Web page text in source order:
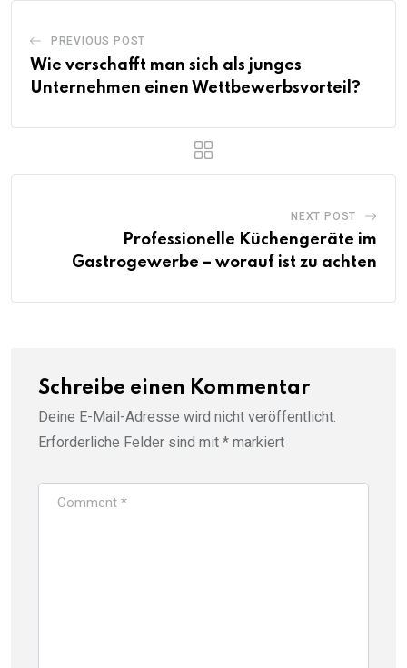
PREVIOUS POST
Wie verschafft man sich als junges
Unternehmen einen Wettbewerbsvorteil?
NEXT POST
Professionelle Küchengeräte im
Gastrogewerbe – worauf ist zu achten
Schreibe einen Kommentar
Deine E-Mail-Adresse wird nicht veröffentlicht.
Erforderliche Felder sind mit * markiert